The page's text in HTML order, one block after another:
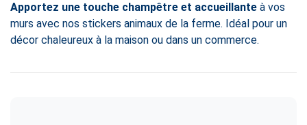
Apportez une touche champêtre et accueillante à vos
murs avec nos stickers animaux de la ferme. Idéal pour un
décor chaleureux à la maison ou dans un commerce.